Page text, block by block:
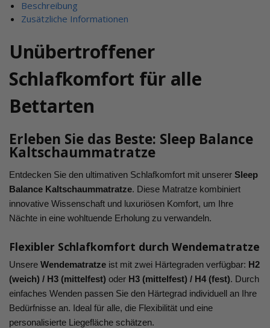
Beschreibung
Zusätzliche Informationen
Unübertroffener
Schlafkomfort für alle
Bettarten
Erleben Sie das Beste: Sleep Balance
Kaltschaummatratze
Entdecken Sie den ultimativen Schlafkomfort mit unserer Sleep
Balance Kaltschaummatratze. Diese Matratze kombiniert
innovative Wissenschaft und luxuriösen Komfort, um Ihre
Nächte in eine wohltuende Erholung zu verwandeln.
Flexibler Schlafkomfort durch Wendematratze
Unsere Wendematratze ist mit zwei Härtegraden verfügbar: H2
(weich) / H3 (mittelfest) oder H3 (mittelfest) / H4 (fest). Durch
einfaches Wenden passen Sie den Härtegrad individuell an Ihre
Bedürfnisse an. Ideal für alle, die Flexibilität und eine
personalisierte Liegefläche schätzen.